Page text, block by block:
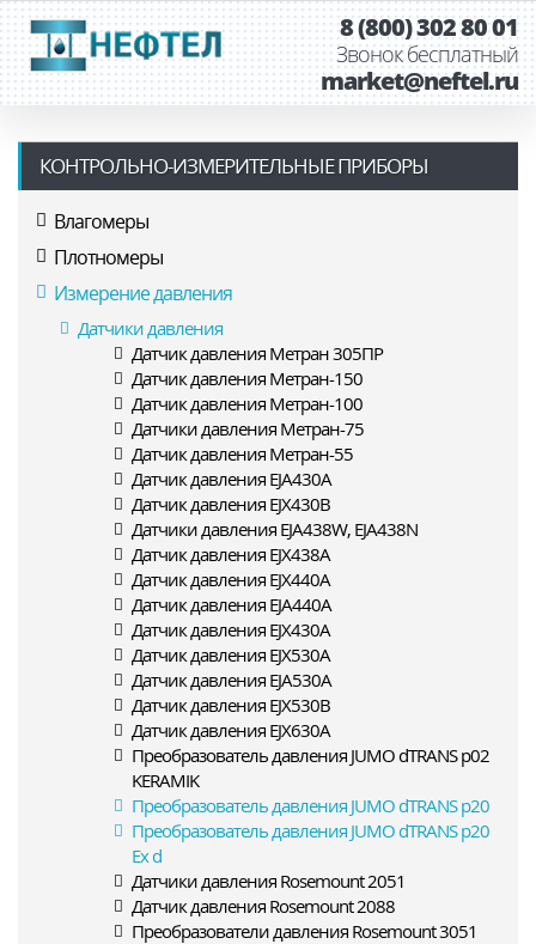
8 (800) 302 80 01
Звонок бесплатный
market@neftel.ru
КОНТРОЛЬНО-ИЗМЕРИТЕЛЬНЫЕ ПРИБОРЫ
Влагомеры
Плотномеры
Измерение давления
Датчики давления
Датчик давления Метран 305ПР
Датчик давления Метран-150
Датчик давления Метран-100
Датчики давления Метран-75
Датчик давления Метран-55
Датчик давления EJA430A
Датчик давления EJX430B
Датчики давления EJA438W, EJA438N
Датчик давления EJX438A
Датчик давления EJX440A
Датчик давления EJA440A
Датчик давления EJX430A
Датчик давления EJX530A
Датчик давления EJA530A
Датчик давления EJX530B
Датчик давления EJX630A
Преобразователь давления JUMO dTRANS p02
KERAMIK
Преобразователь давления JUMO dTRANS p20
Преобразователь давления JUMO dTRANS p20
Ex d
Датчики давления Rosemount 2051
Датчик давления Rosemount 2088
Преобразователи давления Rosemount 3051